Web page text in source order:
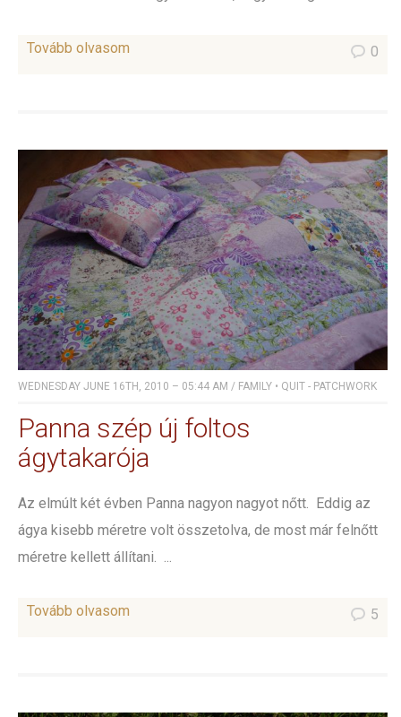
Tovább olvasom 0
WEDNESDAY JUNE 16TH, 2010 – 05:44 AM / FAMILY • QUIT - PATCHWORK
Panna szép új foltos
ágytakarója
Az elmúlt két évben Panna nagyon nagyot nőtt. Eddig az
ágya kisebb méretre volt összetolva, de most már felnőtt
méretre kellett állítani. ...
Tovább olvasom 5